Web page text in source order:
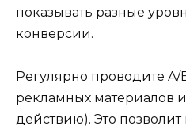
показывать разные
конверсии.
Регулярно проводите A/
рекламных материалов
действию). Это позволит